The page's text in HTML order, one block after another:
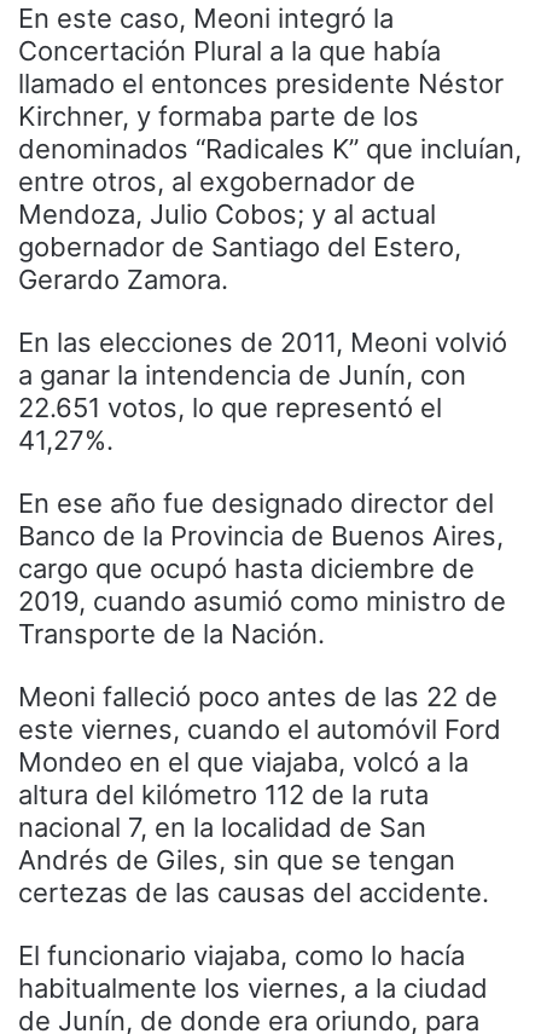
En este caso, Meoni integró la
Concertación Plural a la que había
llamado el entonces presidente Néstor
Kirchner, y formaba parte de los
denominados “Radicales K” que incluían,
entre otros, al exgobernador de
Mendoza, Julio Cobos; y al actual
gobernador de Santiago del Estero,
Gerardo Zamora.
En las elecciones de 2011, Meoni volvió
a ganar la intendencia de Junín, con
22.651 votos, lo que representó el
41,27%.
En ese año fue designado director del
Banco de la Provincia de Buenos Aires,
cargo que ocupó hasta diciembre de
2019, cuando asumió como ministro de
Transporte de la Nación.
Meoni falleció poco antes de las 22 de
este viernes, cuando el automóvil Ford
Mondeo en el que viajaba, volcó a la
altura del kilómetro 112 de la ruta
nacional 7, en la localidad de San
Andrés de Giles, sin que se tengan
certezas de las causas del accidente.
El funcionario viajaba, como lo hacía
habitualmente los viernes, a la ciudad
de Junín, de donde era oriundo, para